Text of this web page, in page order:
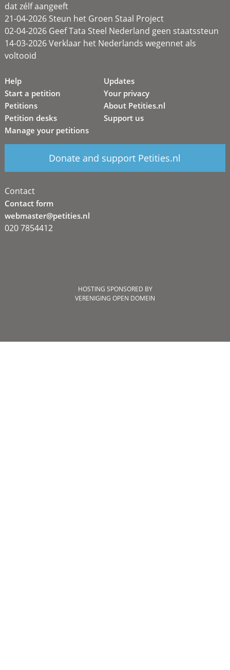
dat zélf aangeeft
21-04-2026 Steun het Groen Staal Project
02-04-2026 Geef Tata Steel Nederland geen staatssteun
14-03-2026 Verklaar het Nederlands wegennet als
voltooid
Help
Start a petition
Petitions
Petition desks
Manage your petitions
Updates
Your privacy
About Petities.nl
Support us
Donate and support Petities.nl
Contact
Contact form
webmaster@petities.nl
020 7854412
HOSTING SPONSORED BY
VERENIGING OPEN DOMEIN